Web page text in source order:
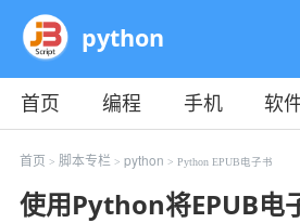
python
首页 编程 手机 软
教程
平面 服务器
首页 > 脚本专栏> python > Python EPUB电子书
使用Python将EPUB电